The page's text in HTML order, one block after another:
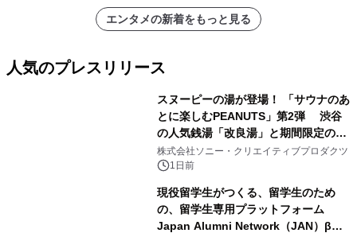
エンタメの新着をもっと見る
人気のプレスリリース
スヌーピーの湯が登場！ 「サウナのあ
とに楽しむPEANUTS」第2弾 渋谷
の人気銭湯「改良湯」と期間限定のコ
ラボレーション サウナイキタイコラ
ボグッズも発売決定！
株式会社ソニー・クリエイティブプロダクツ
1日前
現役留学生がつくる、留学生のため
の、留学生専用プラットフォーム
Japan Alumni Network（JAN）β版